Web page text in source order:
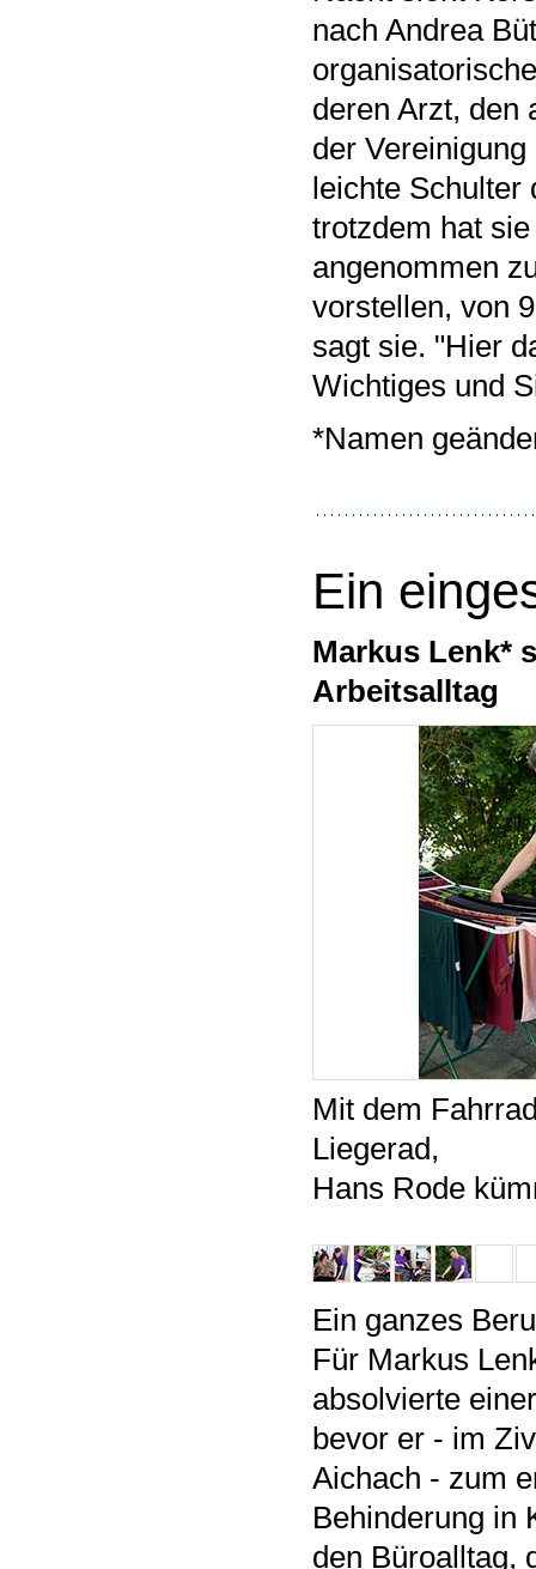
nach Andrea
deren Arzt, den
der
leichte
trotzdem hat
angenommen
vorstellen, von
sagt sie. "Hier
Wichtiges und
*Namen
Ein
Markus Lenk*
Arbeitsalltag
Mit dem
Liegerad,
Hans Rode
Ein ganzes
Für Markus
absolvierte
bevor er - im
Aichach - zum
Behinderung in
den Büroalltag,